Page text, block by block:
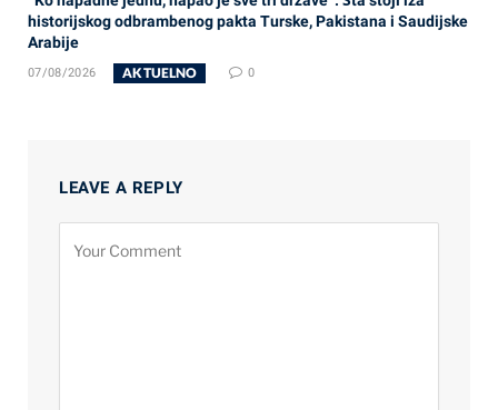
historijskog odbrambenog pakta Turske, Pakistana i Saudijske
Arabije
07/08/2026 AKTUELNO 0
LEAVE A REPLY